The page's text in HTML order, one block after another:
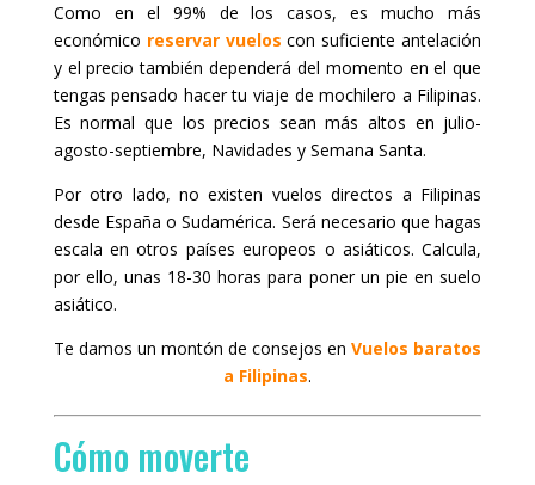
Como en el 99% de los casos, es mucho más
económico reservar vuelos con suficiente antelación
y el precio también dependerá del momento en el que
tengas pensado hacer tu viaje de mochilero a Filipinas.
Es normal que los precios sean más altos en julio-
agosto-septiembre, Navidades y Semana Santa.
Por otro lado, no existen vuelos directos a Filipinas
desde España o Sudamérica. Será necesario que hagas
escala en otros países europeos o asiáticos. Calcula,
por ello, unas 18-30 horas para poner un pie en suelo
asiático.
Te damos un montón de consejos en Vuelos baratos
a Filipinas.
Cómo moverte